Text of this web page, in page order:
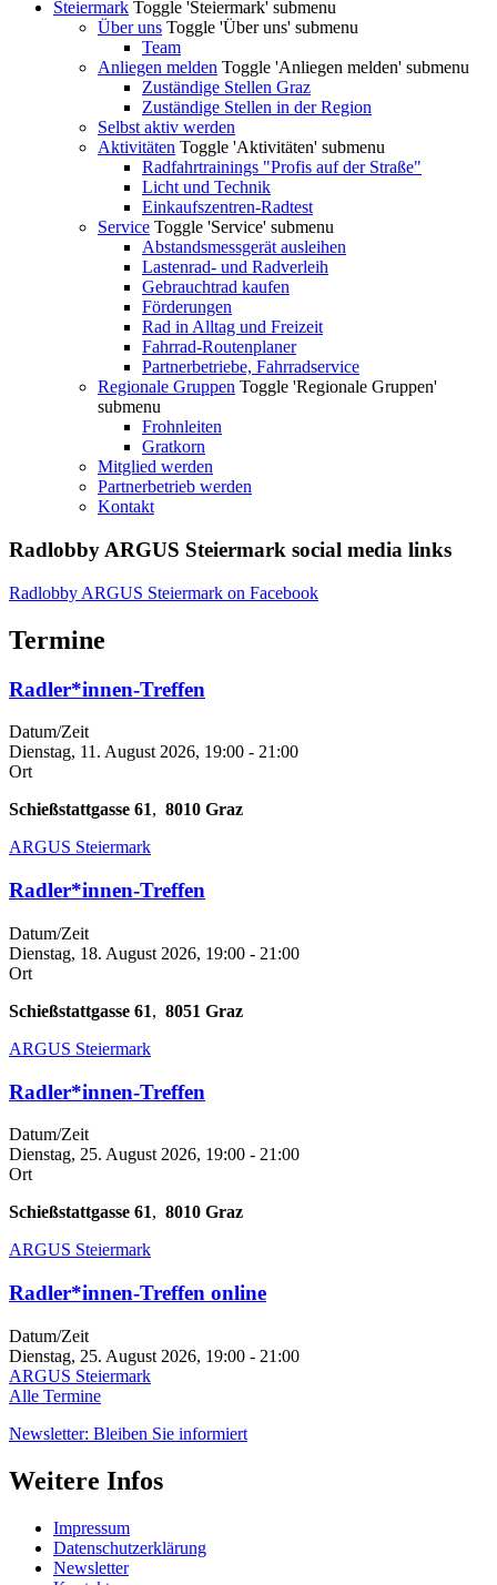
Steiermark Toggle 'Steiermark' submenu
Über uns Toggle 'Über uns' submenu
Team
Anliegen melden Toggle 'Anliegen melden' submenu
Zuständige Stellen Graz
Zuständige Stellen in der Region
Selbst aktiv werden
Aktivitäten Toggle 'Aktivitäten' submenu
Radfahrtrainings "Profis auf der Straße"
Licht und Technik
Einkaufszentren-Radtest
Service Toggle 'Service' submenu
Abstandsmessgerät ausleihen
Lastenrad- und Radverleih
Gebrauchtrad kaufen
Förderungen
Rad in Alltag und Freizeit
Fahrrad-Routenplaner
Partnerbetriebe, Fahrradservice
Regionale Gruppen Toggle 'Regionale Gruppen'
submenu
Frohnleiten
Gratkorn
Mitglied werden
Partnerbetrieb werden
Kontakt
Radlobby ARGUS Steiermark social media links
Radlobby ARGUS Steiermark on Facebook
Termine
Radler*innen-Treffen
Datum/Zeit
Dienstag, 11. August 2026, 19:00 - 21:00
Ort
Schießstattgasse 61, 8010 Graz
ARGUS Steiermark
Radler*innen-Treffen
Datum/Zeit
Dienstag, 18. August 2026, 19:00 - 21:00
Ort
Schießstattgasse 61, 8051 Graz
ARGUS Steiermark
Radler*innen-Treffen
Datum/Zeit
Dienstag, 25. August 2026, 19:00 - 21:00
Ort
Schießstattgasse 61, 8010 Graz
ARGUS Steiermark
Radler*innen-Treffen online
Datum/Zeit
Dienstag, 25. August 2026, 19:00 - 21:00
ARGUS Steiermark
Alle Termine
Newsletter: Bleiben Sie informiert
Weitere Infos
Impressum
Datenschutzerklärung
Newsletter